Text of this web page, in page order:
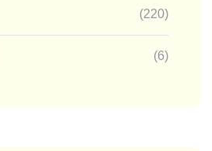
(220)
(6)